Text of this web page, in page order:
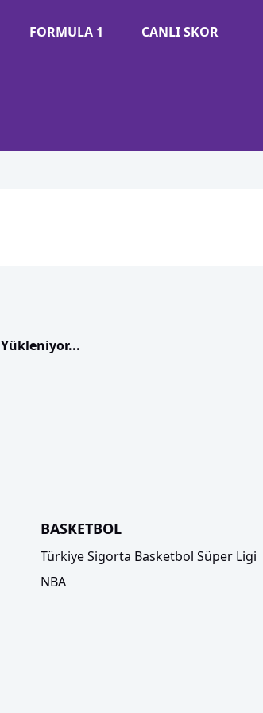
FORMULA 1 CANLI SKOR
Yükleniyor...
BASKETBOL
Türkiye Sigorta Basketbol Süper Ligi
NBA